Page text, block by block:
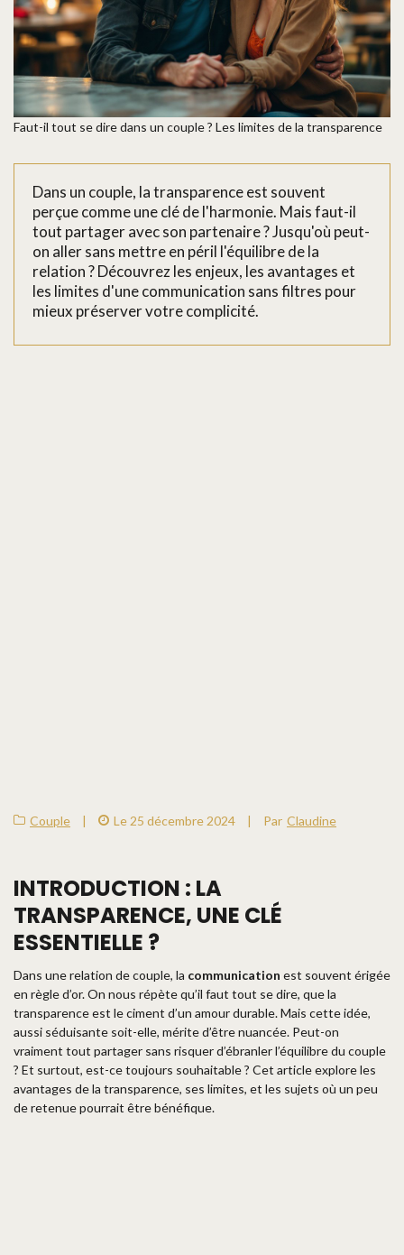
Faut-il tout se dire dans un couple ? Les limites de la transparence
Dans un couple, la transparence est souvent
perçue comme une clé de l'harmonie. Mais faut-il
tout partager avec son partenaire ? Jusqu'où peut-
on aller sans mettre en péril l'équilibre de la
relation ? Découvrez les enjeux, les avantages et
les limites d'une communication sans filtres pour
mieux préserver votre complicité.
Couple | Le 25 décembre 2024 | Par Claudine
INTRODUCTION : LA
TRANSPARENCE, UNE CLÉ
ESSENTIELLE ?
Dans une relation de couple, la communication est souvent érigée
en règle d’or. On nous répète qu’il faut tout se dire, que la
transparence est le ciment d’un amour durable. Mais cette idée,
aussi séduisante soit-elle, mérite d’être nuancée. Peut-on
vraiment tout partager sans risquer d’ébranler l’équilibre du couple
? Et surtout, est-ce toujours souhaitable ? Cet article explore les
avantages de la transparence, ses limites, et les sujets où un peu
de retenue pourrait être bénéfique.